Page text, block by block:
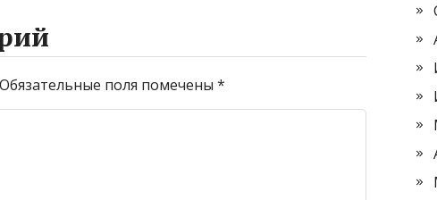
Обязательные поля помечены *